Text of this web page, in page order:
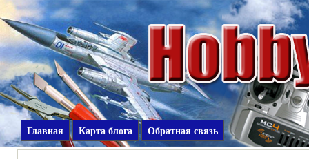
Главная Карта блога Обратная связь